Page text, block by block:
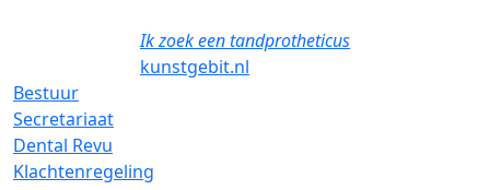
Ik zoek een tandprotheticus
kunstgebit.nl
Bestuur
Secretariaat
Dental Revu
Klachtenregeling